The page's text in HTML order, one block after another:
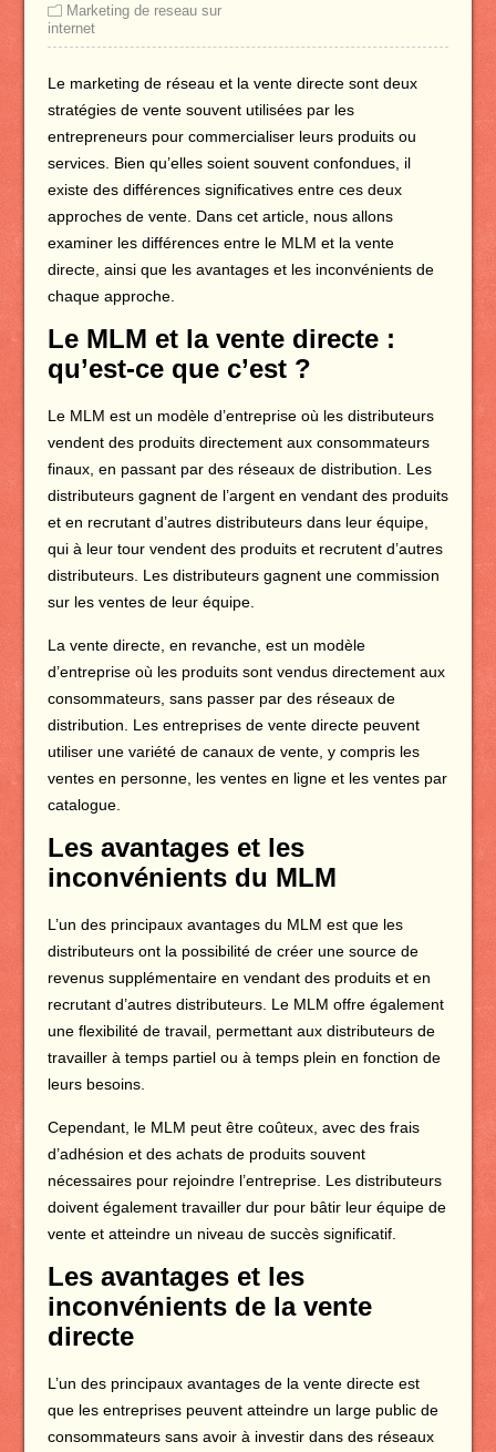
Marketing de reseau sur
internet
Le marketing de réseau et la vente directe sont deux
stratégies de vente souvent utilisées par les
entrepreneurs pour commercialiser leurs produits ou
services. Bien qu’elles soient souvent confondues, il
existe des différences significatives entre ces deux
approches de vente. Dans cet article, nous allons
examiner les différences entre le MLM et la vente
directe, ainsi que les avantages et les inconvénients de
chaque approche.
Le MLM et la vente directe :
qu’est-ce que c’est ?
Le MLM est un modèle d’entreprise où les distributeurs
vendent des produits directement aux consommateurs
finaux, en passant par des réseaux de distribution. Les
distributeurs gagnent de l’argent en vendant des produits
et en recrutant d’autres distributeurs dans leur équipe,
qui à leur tour vendent des produits et recrutent d’autres
distributeurs. Les distributeurs gagnent une commission
sur les ventes de leur équipe.
La vente directe, en revanche, est un modèle
d’entreprise où les produits sont vendus directement aux
consommateurs, sans passer par des réseaux de
distribution. Les entreprises de vente directe peuvent
utiliser une variété de canaux de vente, y compris les
ventes en personne, les ventes en ligne et les ventes par
catalogue.
Les avantages et les
inconvénients du MLM
L’un des principaux avantages du MLM est que les
distributeurs ont la possibilité de créer une source de
revenus supplémentaire en vendant des produits et en
recrutant d’autres distributeurs. Le MLM offre également
une flexibilité de travail, permettant aux distributeurs de
travailler à temps partiel ou à temps plein en fonction de
leurs besoins.
Cependant, le MLM peut être coûteux, avec des frais
d’adhésion et des achats de produits souvent
nécessaires pour rejoindre l’entreprise. Les distributeurs
doivent également travailler dur pour bâtir leur équipe de
vente et atteindre un niveau de succès significatif.
Les avantages et les
inconvénients de la vente
directe
L’un des principaux avantages de la vente directe est
que les entreprises peuvent atteindre un large public de
consommateurs sans avoir à investir dans des réseaux